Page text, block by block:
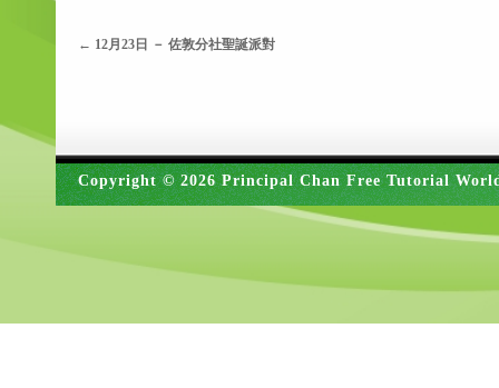
← 12月23日 － 佐敦分社聖誕派對
Copyright © 2026 Principal Chan Free Tutorial